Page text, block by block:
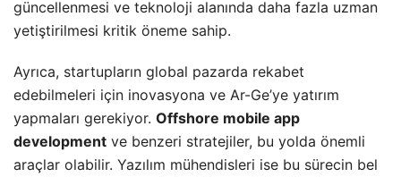
güncellenmesi ve teknoloji alanında daha fazla uzman
yetiştirilmesi kritik öneme sahip.
Ayrıca, startupların global pazarda rekabet
edebilmeleri için inovasyona ve Ar-Ge’ye yatırım
yapmaları gerekiyor. Offshore mobile app
development ve benzeri stratejiler, bu yolda önemli
araçlar olabilir. Yazılım mühendisleri ise bu sürecin bel